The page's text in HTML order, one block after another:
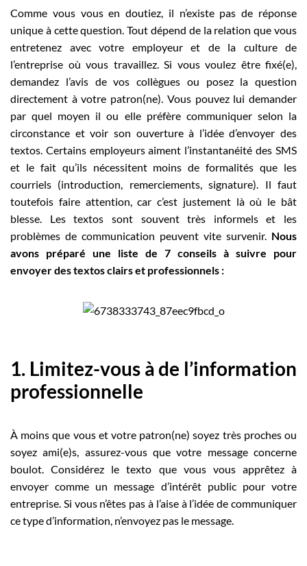
Comme vous vous en doutiez, il n’existe pas de réponse
unique à cette question. Tout dépend de la relation que vous
entretenez avec votre employeur et de la culture de
l’entreprise où vous travaillez. Si vous voulez être fixé(e),
demandez l’avis de vos collègues ou posez la question
directement à votre patron(ne). Vous pouvez lui demander
par quel moyen il ou elle préfère communiquer selon la
circonstance et voir son ouverture à l’idée d’envoyer des
textos. Certains employeurs aiment l’instantanéité des SMS
et le fait qu’ils nécessitent moins de formalités que les
courriels (introduction, remerciements, signature). Il faut
toutefois faire attention, car c’est justement là où le bât
blesse. Les textos sont souvent très informels et les
problèmes de communication peuvent vite survenir. Nous
avons préparé une liste de 7 conseils à suivre pour
envoyer des textos clairs et professionnels :
1. Limitez-vous à de l’information
professionnelle
À moins que vous et votre patron(ne) soyez très proches ou
soyez ami(e)s, assurez-vous que votre message concerne
boulot. Considérez le texto que vous vous apprêtez à
envoyer comme un message d’intérêt public pour votre
entreprise. Si vous n’êtes pas à l’aise à l’idée de communiquer
ce type d’information, n’envoyez pas le message.